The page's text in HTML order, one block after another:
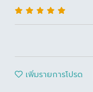
เพิ่มรายการโปรด